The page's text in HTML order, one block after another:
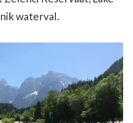
waterval.